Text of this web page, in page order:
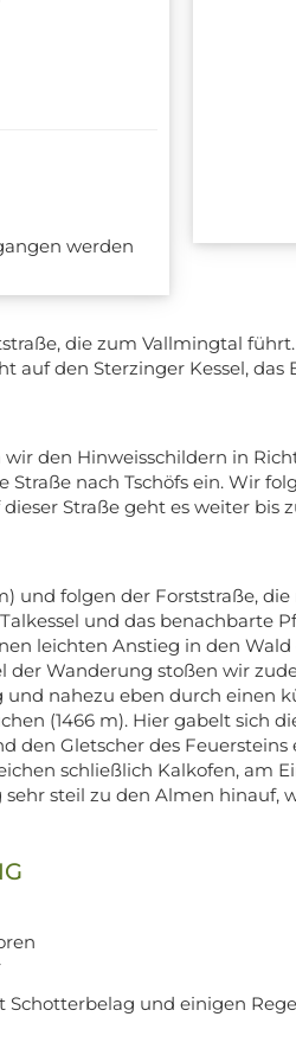
werden
die zum Vallmingtal
den Sterzinger Kessel, das
den Hinweisschildern in
nach Tschöfs ein. Wir
Straße geht es weiter
und folgen der Forststraße,
und das benachbarte
leichten Anstieg in den
Wanderung stoßen wir
nahezu eben durch
(1466 m). Hier gabelt sich
den Gletscher des
schließlich Kalkofen, am
steil zu den Almen hinauf,
Schotterbelag und einigen